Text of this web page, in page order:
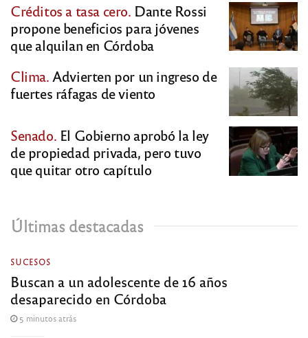
Créditos a tasa cero. Dante Rossi
propone beneficios para jóvenes
que alquilan en Córdoba
Clima. Advierten por un ingreso de
fuertes ráfagas de viento
Senado. El Gobierno aprobó la ley
de propiedad privada, pero tuvo
que quitar otro capítulo
Últimas destacadas
SUCESOS
Buscan a un adolescente de 16 años
desaparecido en Córdoba
5 minutos atrás